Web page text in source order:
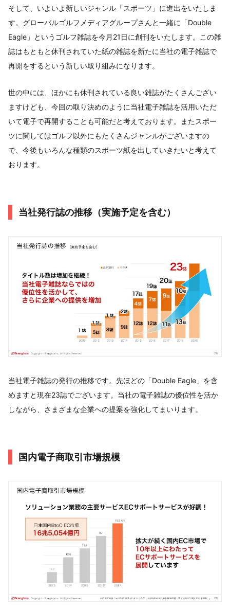
そして、いよいよ新しいジャンル「スポーツ」に進出をいたしま
す。グローバルゴルフメディアグループさんと一緒に「Double
Eagle」というゴルフ雑誌を今月21日に創刊をいたします。この雑
誌はもともと休刊されていた紙の雑誌を新たに当社の電子雑誌で
再開をするという新しい取り組みになります。
世の中には、ほかにも休刊されている良い雑誌がたくさんござい
ますけども、今回の取り決めのように当社電子雑誌を活用いただ
いて電子で再開することも可能だと考えております。またスポー
ツに関してはゴルフ以外にもたくさんジャンルがございますの
で、今後もいろんな種類のスポーツ紙を出していきたいと考えて
おります。
当社発行誌の推移（実施予定を含む）
当社電子雑誌の発行の推移です。先ほどの「Double Eagle」を含
めますと現在23誌でございます。当社の電子雑誌の優位性を活か
しながら、さまざまな企業への提案を強化してまいります。
国内電子商取引市場規模